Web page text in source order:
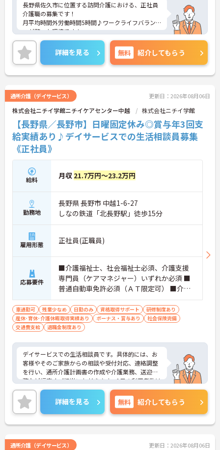
長野県佐久市に位置する訪問介護における、正社員
介護職の募集です！
月平均時間外労働時間5時間♪ワークライフバラン
スが整った環境です！
ご興味ある方には、面接対策ポイントなど、さらに
詳細をお話しいたしますのでお気軽にご相談くださ
い。
詳細を見る 無料 紹介してもらう
通所介護（デイサービス） 更新日：2026年08月06日
株式会社ニチイ学館ニチイケアセンター中越 株式会社ニチイ学館
【長野県／長野市】日曜固定休み◎賞与年3回支
給実績あり♪デイサービスでの生活相談員募集
《正社員》
給料 月収 21.7万円～23.2万円
勤務地
長野県 長野市 中越1-6-27
しなの鉄道「北長野駅」徒歩15分
雇用形態 正社員(正職員)
応募要件
■介護福祉士、社会福祉士必須、介護支援
専門員（ケアマネジャー）いずれか必須 ■
普通自動車免許必須（ＡＴ限定可） ■介護
業務の経験必須
車通勤可 残業少なめ 日勤のみ 資格取得サポート
研修制度あり
産休･育休･介護休暇取得実績あり
ボーナス・賞与あり
社会保険完備
交通費支給
退職金制度あり
デイサービスでの生活相談員です。具体的には、お
客様やそのご家族からの相談や受付対応、連絡調整
を行い、通所介護計画書の作成や介護業務、送迎業
務など幅広くご担当いただきます。1日の利用者数は
24～29人程度で、地域に密着したサービスを提供す
る中で、利用者様の生活を支える重要な役割を担い
ます。あなたの経験とスキルを活かし、地域の方々
に寄り添った支援を行うことで、やりがいを感じら
れる職場です。ご興味のある方には、面接対策ポイ
ご相談ください！
詳細を見る 無料 紹介してもらう
通所介護（デイサービス） 更新日：2026年08月06日